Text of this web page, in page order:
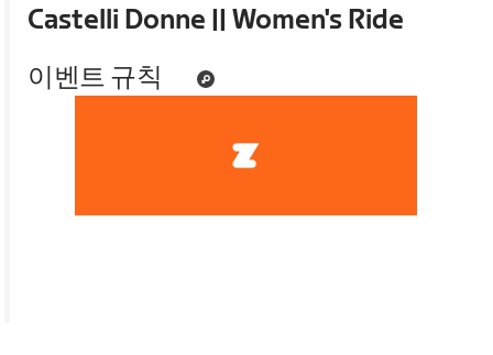
Castelli Donne || Women's Ride
이벤트 규칙